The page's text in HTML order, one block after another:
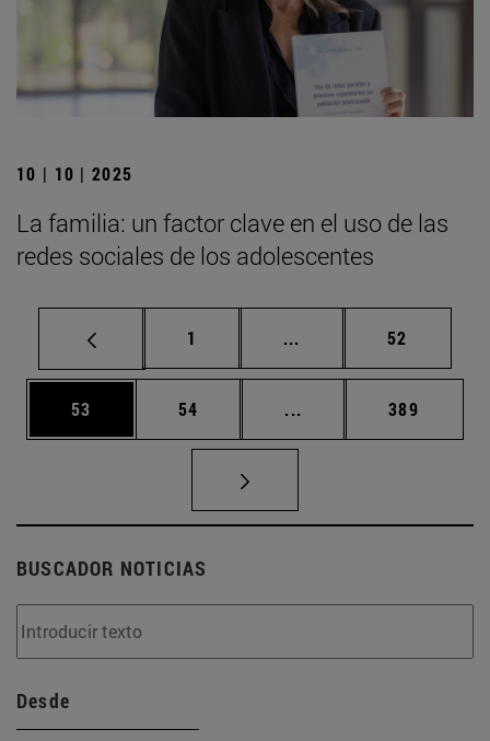
10 | 10 | 2025
La familia: un factor clave en el uso de las
redes sociales de los adolescentes
Página
1 ... Páginas intermedias
Página
52
Página
53 Página
54 ... Páginas intermedias
Página
389
BUSCADOR NOTICIAS
Desde